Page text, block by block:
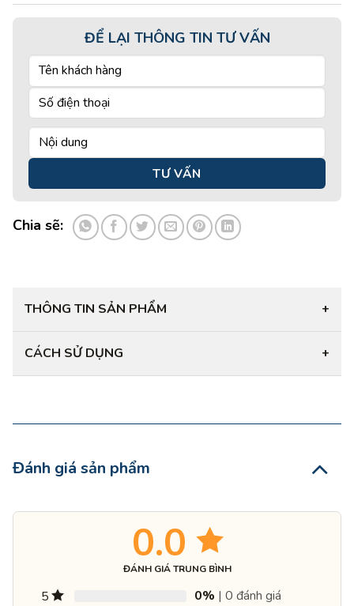
ĐỂ LẠI THÔNG TIN TƯ VẤN
Chia sẽ:
THÔNG TIN SẢN PHẨM +
CÁCH SỬ DỤNG +
Đánh giá sản phẩm
0.0
ĐÁNH GIÁ TRUNG BÌNH
5 0% | 0 đánh giá